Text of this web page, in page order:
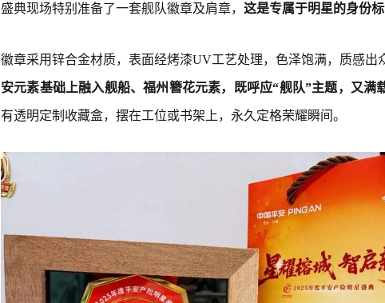
盛典现场特别准备了一套舰队徽章及肩章， 这是专属于明星的身份标
徽章采用锌合金材质，表面经烤漆UV工艺处理，色泽饱满，质感出
安元素基础上融入舰船、福州簪花元素，既呼应“舰队”主题，又满
有透明定制收藏盒，摆在工位或书架上，永久定格荣耀瞬间。